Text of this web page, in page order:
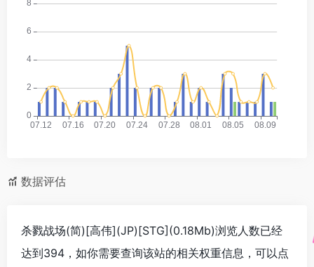
数据评估
杀戮战场(简)[高伟](JP)[STG](0.18Mb)浏览人数已经
达到394，如你需要查询该站的相关权重信息，可以点